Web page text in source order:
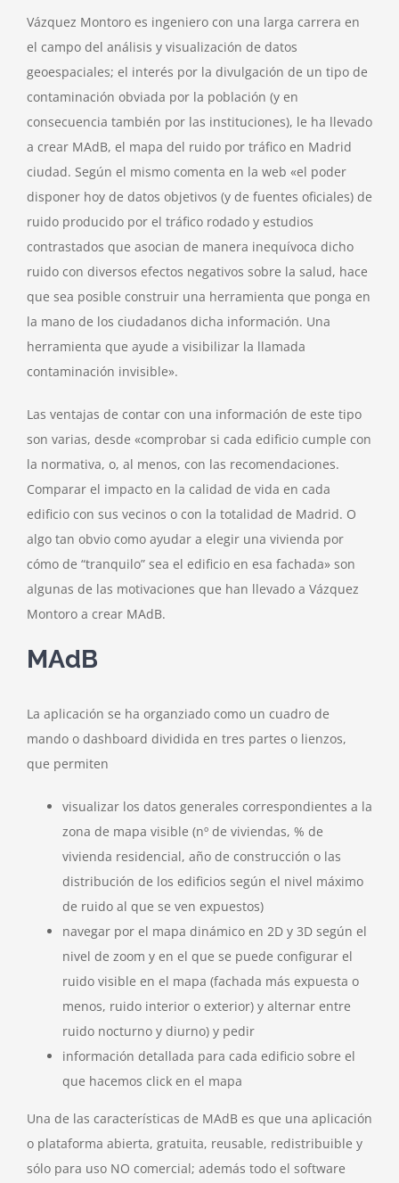
Vázquez Montoro es ingeniero con una larga carrera en
el campo del análisis y visualización de datos
geoespaciales; el interés por la divulgación de un tipo de
contaminación obviada por la población (y en
consecuencia también por las instituciones), le ha llevado
a crear MAdB, el mapa del ruido por tráfico en Madrid
ciudad. Según el mismo comenta en la web «el poder
disponer hoy de datos objetivos (y de fuentes oficiales) de
ruido producido por el tráfico rodado y estudios
contrastados que asocian de manera inequívoca dicho
ruido con diversos efectos negativos sobre la salud, hace
que sea posible construir una herramienta que ponga en
la mano de los ciudadanos dicha información. Una
herramienta que ayude a visibilizar la llamada
contaminación invisible».
Las ventajas de contar con una información de este tipo
son varias, desde «comprobar si cada edificio cumple con
la normativa, o, al menos, con las recomendaciones.
Comparar el impacto en la calidad de vida en cada
edificio con sus vecinos o con la totalidad de Madrid. O
algo tan obvio como ayudar a elegir una vivienda por
cómo de “tranquilo” sea el edificio en esa fachada» son
algunas de las motivaciones que han llevado a Vázquez
Montoro a crear MAdB.
MAdB
La aplicación se ha organziado como un cuadro de
mando o dashboard dividida en tres partes o lienzos,
que permiten
visualizar los datos generales correspondientes a la
zona de mapa visible (nº de viviendas, % de
vivienda residencial, año de construcción o las
distribución de los edificios según el nivel máximo
de ruido al que se ven expuestos)
navegar por el mapa dinámico en 2D y 3D según el
nivel de zoom y en el que se puede configurar el
ruido visible en el mapa (fachada más expuesta o
menos, ruido interior o exterior) y alternar entre
ruido nocturno y diurno) y pedir
información detallada para cada edificio sobre el
que hacemos click en el mapa
Una de las características de MAdB es que una aplicación
o plataforma abierta, gratuita, reusable, redistribuible y
sólo para uso NO comercial; además todo el software